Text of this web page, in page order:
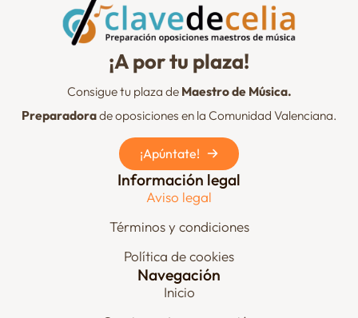
¡A por tu plaza!
Consigue tu plaza de Maestro de Música.
Preparadorade oposiciones en la Comunidad Valenciana.
¡Apúntate!
Información legal
Aviso legal
Términos y condiciones
Política de cookies
Navegación
Inicio